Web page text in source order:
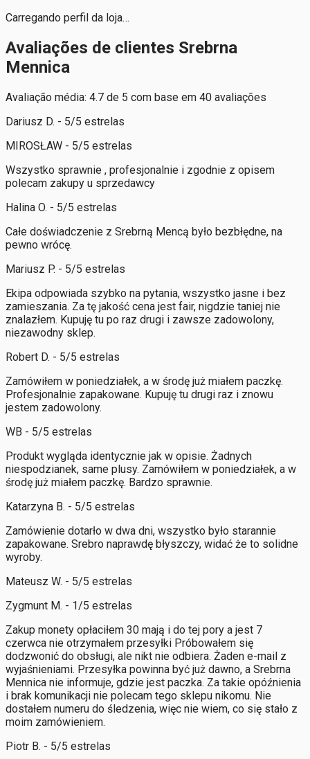
Carregando perfil da loja…
Avaliações de clientes Srebrna
Mennica
Avaliação média: 4.7 de 5 com base em 40 avaliações
Dariusz D. - 5/5 estrelas
MIROSŁAW - 5/5 estrelas
Wszystko sprawnie , profesjonalnie i zgodnie z opisem
polecam zakupy u sprzedawcy
Halina O. - 5/5 estrelas
Całe doświadczenie z Srebrną Mencą było bezbłędne, na
pewno wrócę.
Mariusz P. - 5/5 estrelas
Ekipa odpowiada szybko na pytania, wszystko jasne i bez
zamieszania. Za tę jakość cena jest fair, nigdzie taniej nie
znalazłem. Kupuję tu po raz drugi i zawsze zadowolony,
niezawodny sklep.
Robert D. - 5/5 estrelas
Zamówiłem w poniedziałek, a w środę już miałem paczkę.
Profesjonalnie zapakowane. Kupuję tu drugi raz i znowu
jestem zadowolony.
WB - 5/5 estrelas
Produkt wygląda identycznie jak w opisie. Żadnych
niespodzianek, same plusy. Zamówiłem w poniedziałek, a w
środę już miałem paczkę. Bardzo sprawnie.
Katarzyna B. - 5/5 estrelas
Zamówienie dotarło w dwa dni, wszystko było starannie
zapakowane. Srebro naprawdę błyszczy, widać że to solidne
wyroby.
Mateusz W. - 5/5 estrelas
Zygmunt M. - 1/5 estrelas
Zakup monety opłaciłem 30 mają i do tej pory a jest 7
czerwca nie otrzymałem przesyłki Próbowałem się
dodzwonić do obsługi, ale nikt nie odbiera. Żaden e-mail z
wyjaśnieniami. Przesyłka powinna być już dawno, a Srebrna
Mennica nie informuje, gdzie jest paczka. Za takie opóźnienia
i brak komunikacji nie polecam tego sklepu nikomu. Nie
dostałem numeru do śledzenia, więc nie wiem, co się stało z
moim zamówieniem.
Piotr B. - 5/5 estrelas